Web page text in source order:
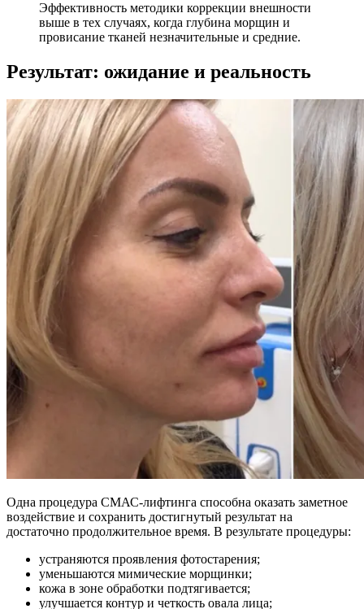
Эффективность методики коррекции внешности
выше в тех случаях, когда глубина морщин и
провисание тканей незначительные и средние.
Результат: ожидание и реальность
Одна процедура СМАС-лифтинга способна оказать заметное
воздействие и сохранить достигнутый результат на
достаточно продолжительное время. В результате процедуры:
устраняются проявления фотостарения;
уменьшаются мимические морщинки;
кожа в зоне обработки подтягивается;
улучшается контур и четкость овала лица;